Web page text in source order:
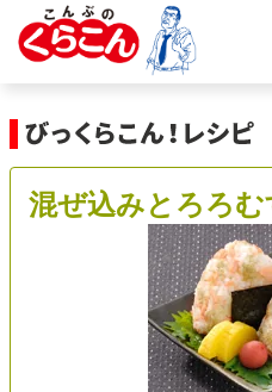
混ぜ込みとろろ